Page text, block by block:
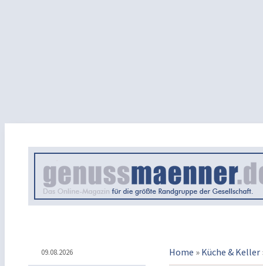
09.08.2026 Home » Küche & Keller